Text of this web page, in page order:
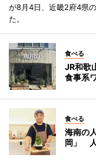
が8月4日、近畿2府4県
た。
食べる
JR和歌
食事系
食べる
海南の
岡」